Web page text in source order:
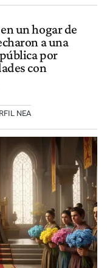
un hogar de
a una
por
con
NEA